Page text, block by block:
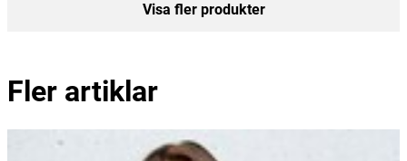
Visa fler produkter
Fler artiklar